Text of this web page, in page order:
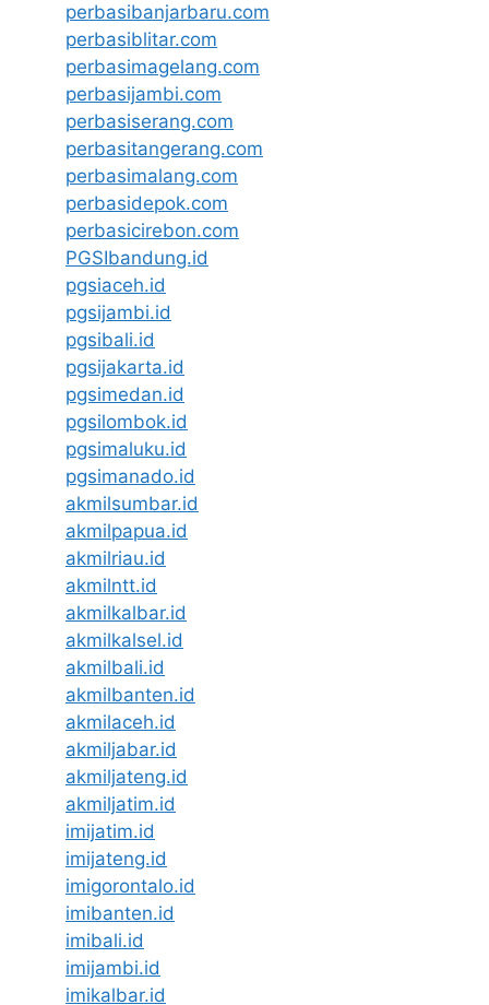
perbasibanjarbaru.com
perbasiblitar.com
perbasimagelang.com
perbasijambi.com
perbasiserang.com
perbasitangerang.com
perbasimalang.com
perbasidepok.com
perbasicirebon.com
PGSIbandung.id
pgsiaceh.id
pgsijambi.id
pgsibali.id
pgsijakarta.id
pgsimedan.id
pgsilombok.id
pgsimaluku.id
pgsimanado.id
akmilsumbar.id
akmilpapua.id
akmilriau.id
akmilntt.id
akmilkalbar.id
akmilkalsel.id
akmilbali.id
akmilbanten.id
akmilaceh.id
akmiljabar.id
akmiljateng.id
akmiljatim.id
imijatim.id
imijateng.id
imigorontalo.id
imibanten.id
imibali.id
imijambi.id
imikalbar.id